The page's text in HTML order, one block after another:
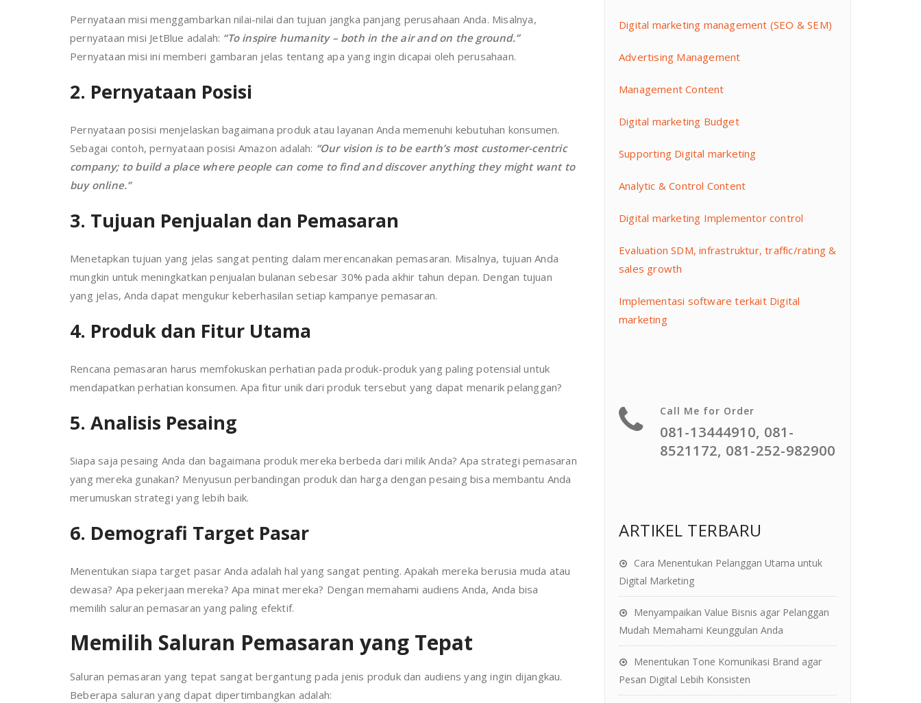
Pernyataan misi menggambarkan nilai-nilai dan tujuan jangka panjang perusahaan Anda. Misalnya,
pernyataan misi JetBlue adalah: “To inspire humanity – both in the air and on the ground.”
Pernyataan misi ini memberi gambaran jelas tentang apa yang ingin dicapai oleh perusahaan.
2. Pernyataan Posisi
Pernyataan posisi menjelaskan bagaimana produk atau layanan Anda memenuhi kebutuhan konsumen.
Sebagai contoh, pernyataan posisi Amazon adalah: “Our vision is to be earth’s most customer-centric
company; to build a place where people can come to find and discover anything they might want to
buy online.”
3. Tujuan Penjualan dan Pemasaran
Menetapkan tujuan yang jelas sangat penting dalam merencanakan pemasaran. Misalnya, tujuan Anda
mungkin untuk meningkatkan penjualan bulanan sebesar 30% pada akhir tahun depan. Dengan tujuan
yang jelas, Anda dapat mengukur keberhasilan setiap kampanye pemasaran.
4. Produk dan Fitur Utama
Rencana pemasaran harus memfokuskan perhatian pada produk-produk yang paling potensial untuk
mendapatkan perhatian konsumen. Apa fitur unik dari produk tersebut yang dapat menarik pelanggan?
5. Analisis Pesaing
Siapa saja pesaing Anda dan bagaimana produk mereka berbeda dari milik Anda? Apa strategi pemasaran
yang mereka gunakan? Menyusun perbandingan produk dan harga dengan pesaing bisa membantu Anda
merumuskan strategi yang lebih baik.
6. Demografi Target Pasar
Menentukan siapa target pasar Anda adalah hal yang sangat penting. Apakah mereka berusia muda atau
dewasa? Apa pekerjaan mereka? Apa minat mereka? Dengan memahami audiens Anda, Anda bisa
memilih saluran pemasaran yang paling efektif.
Memilih Saluran Pemasaran yang Tepat
Saluran pemasaran yang tepat sangat bergantung pada jenis produk dan audiens yang ingin dijangkau.
Beberapa saluran yang dapat dipertimbangkan adalah:
Digital marketing management (SEO & SEM)
Advertising Management
Management Content
Digital marketing Budget
Supporting Digital marketing
Analytic & Control Content
Digital marketing Implementor control
Evaluation SDM, infrastruktur, traffic/rating &
sales growth
Implementasi software terkait Digital
marketing
Call Me for Order
081-13444910, 081-
8521172, 081-252-982900
ARTIKEL TERBARU
Cara Menentukan Pelanggan Utama untuk
Digital Marketing
Menyampaikan Value Bisnis agar Pelanggan
Mudah Memahami Keunggulan Anda
Menentukan Tone Komunikasi Brand agar
Pesan Digital Lebih Konsisten